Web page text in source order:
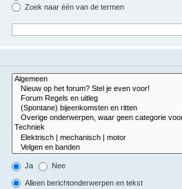
Zoek naar één van de termen
Ja Nee
Alleen berichtonderwerpen en tekst